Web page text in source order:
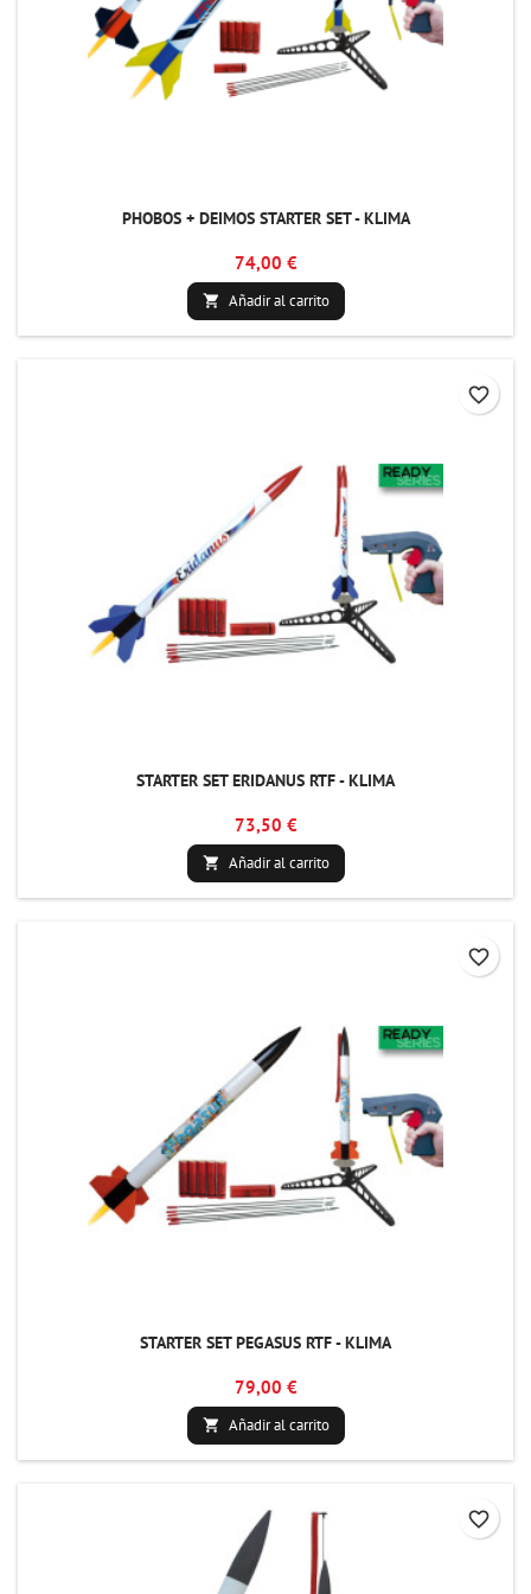
PHOBOS + DEIMOS STARTER SET - KLIMA
74,00 €
 Añadir al carrito
STARTER SET ERIDANUS RTF - KLIMA
73,50 €
 Añadir al carrito
favorite_border
STARTER SET PEGASUS RTF - KLIMA
79,00 €
 Añadir al carrito
favorite_border
favorite_border